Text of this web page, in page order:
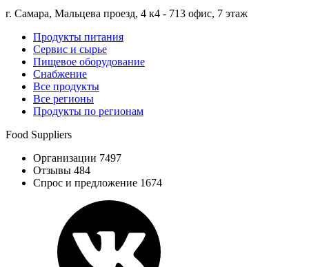
г. Самара, Мальцева проезд, 4 к4 - 713 офис, 7 этаж
Продукты питания
Сервис и сырье
Пищевое оборудование
Снабжение
Все продукты
Все регионы
Продукты по регионам
Food Suppliers
Организации 7497
Отзывы 484
Спрос и предложение 1674